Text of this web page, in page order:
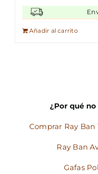
original
era:
145,00 €.
es:
Añadir al carrito
¿Por qué
Comprar Ray
Ray Ban
Gafas